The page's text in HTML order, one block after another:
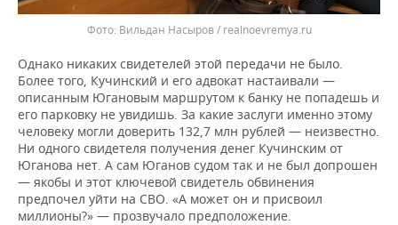
Вильдан Насыров / realnoevremya.ru
Однако никаких свидетелей этой передачи не было.
Более того, Кучинский и его адвокат настаивали —
описанным Югановым маршрутом к банку не попадешь и
его парковку не увидишь. За какие заслуги именно этому
человеку могли доверить 132,7 млн рублей — неизвестно.
Ни одного свидетеля получения денег Кучинским от
Юганова нет. А сам Юганов судом так и не был допрошен
— якобы и этот ключевой свидетель обвинения
предпочел уйти на СВО. «А может он и присвоил
миллионы?» — прозвучало предположение.